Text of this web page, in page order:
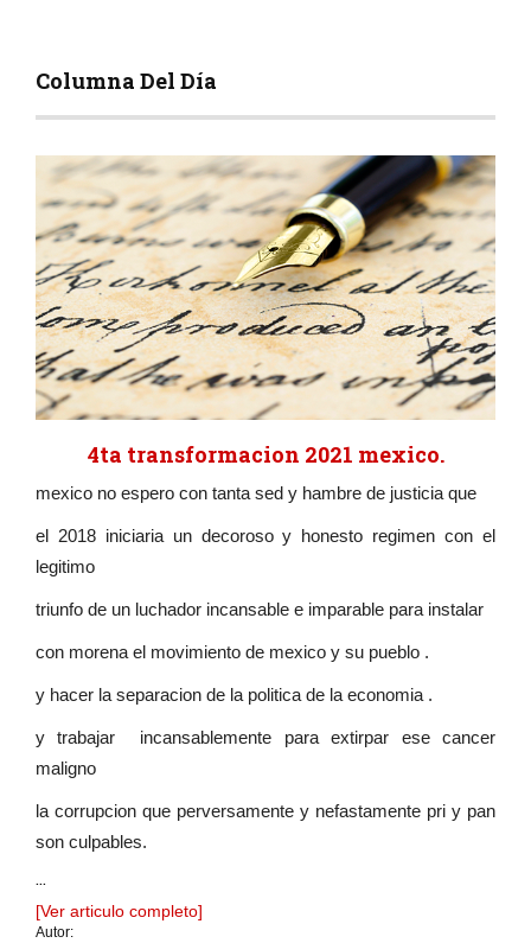
Columna Del Día
4ta transformacion 2021 mexico.
mexico no espero con tanta sed y hambre de justicia que
el 2018 iniciaria un decoroso y honesto regimen con el
legitimo
triunfo de un luchador incansable e imparable para instalar
con morena el movimiento de mexico y su pueblo .
y hacer la separacion de la politica de la economia .
y trabajar incansablemente para extirpar ese cancer
maligno
la corrupcion que perversamente y nefastamente pri y pan
son culpables.
...
[Ver articulo completo]
Autor: